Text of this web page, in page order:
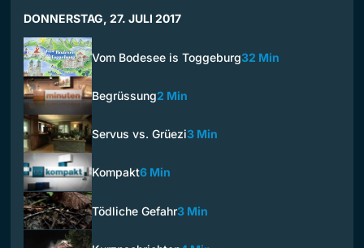
DONNERSTAG, 27. JULI 2017
Vom Bodesee is Toggeburg32 Min
Begrüssung2 Min
Servus vs. Grüezi3 Min
Kompakt6 Min
Tödliche Gefahr3 Min